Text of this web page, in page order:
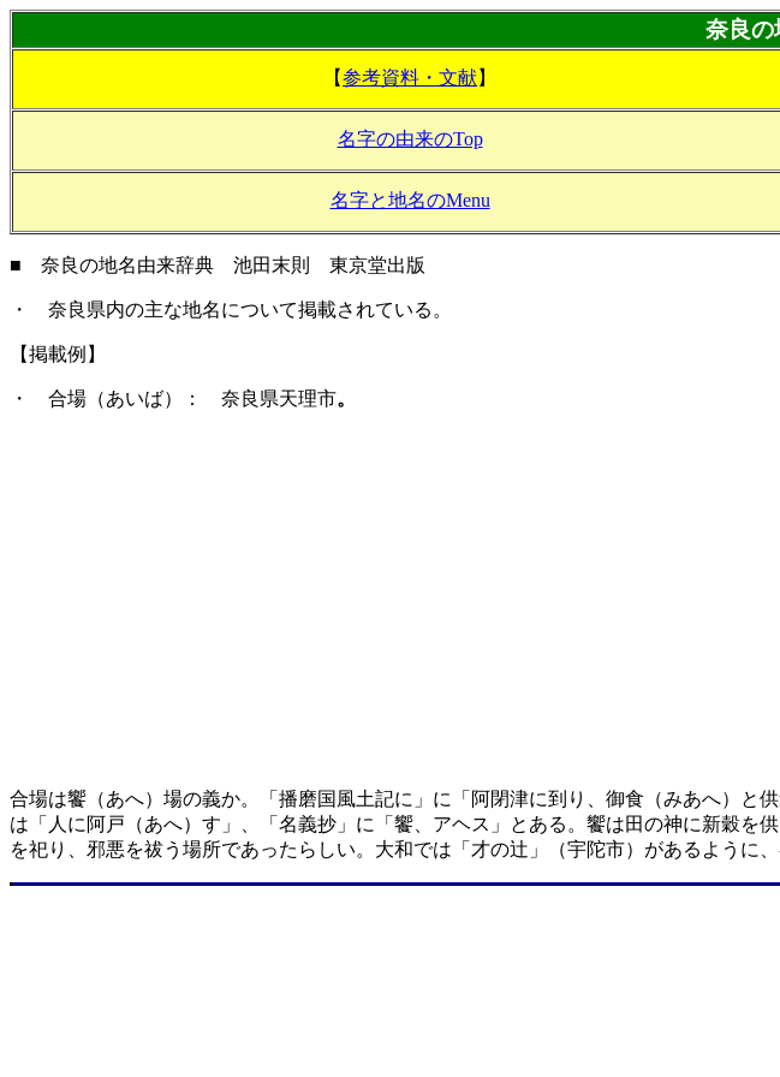
奈良の
【参考資料・文献】
名字の由来のTop
名字と地名のMenu
■ 奈良の地名由来辞典 池田末則 東京堂出版
・ 奈良県内の主な地名について掲載されている。
【掲載例】
・ 合場（あいば）： 奈良県天理市。
合場は饗（あへ）場の義か。「播磨国風土記に」に「阿閉津に到り、御食（みあへ）
は「人に阿戸（あへ）す」、「名義抄」に「饗、アヘス」とある。饗は田の神に新穀
を祀り、邪悪を祓う場所であったらしい。大和では「才の辻」（宇陀市）があるように